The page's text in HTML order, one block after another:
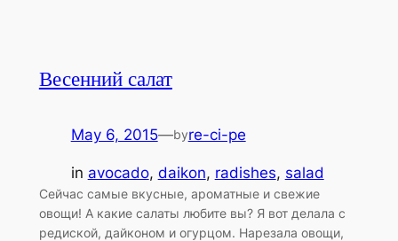
Весенний салат
May 6, 2015—byre-ci-pe
in avocado, daikon, radishes, salad
Сейчас самые вкусные, ароматные и свежие
овощи! А какие салаты любите вы? Я вот делала с
редиской, дайконом и огурцом. Нарезала овощи,